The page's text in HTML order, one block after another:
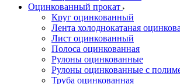
Оцинкованный прокат
Круг оцинкованный
Лента холоднокатаная
Лист оцинкованный
Полоса оцинкованная
Рулоны оцинкованные
Рулоны оцинкованные с
Труба оцинкованная